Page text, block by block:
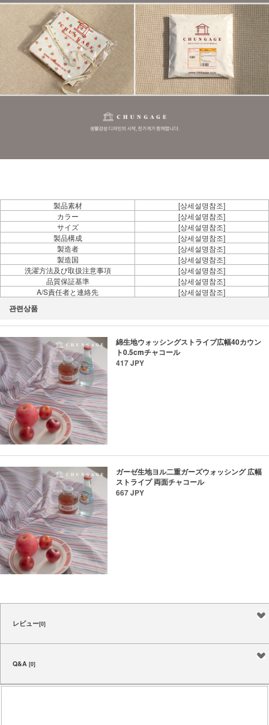
製品素材
[상세설명참조]
カラー
[상세설명참조]
サイズ
[상세설명참조]
製品構成
[상세설명참조]
製造者
[상세설명참조]
製造国
[상세설명참조]
洗濯方法及び取扱注意事項
[상세설명참조]
品質保証基準
[상세설명참조]
A/S責任者と連絡先
[상세설명참조]
관련상품
綿生地ウォッシングストライプ広幅40カウン
ト0.5cmチャコール
417 JPY
ガーゼ生地ヨル二重ガーズウォッシング 広幅
ストライプ 両面チャコール
667 JPY
レビュー[0]
Q&A [0]